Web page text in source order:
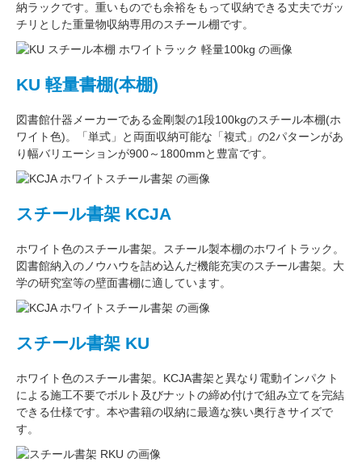
納ラックです。重いものでも余裕をもって収納できる丈夫でガッ
チリとした重量物収納専用のスチール棚です。
KU 軽量書棚(本棚)
図書館什器メーカーである金剛製の1段100kgのスチール本棚(ホ
ワイト色)。
「単式」 と両面収納可能な 「複式」 の2パターンがあ
り幅バリエーションが900～1800mmと豊富です。
スチール書架 KCJA
ホワイト色のスチール書架。スチール製本棚のホワイトラック 。
図書館納入のノウハウを詰め込んだ機能充実のスチール書架。 大
学の研究室等の壁面書棚に適しています。
スチール書架 KU
ホワイト色のスチール書架。KCJA書架と異なり電動インパクト
による施工不要でボルト及びナットの締め付けで組み立てを完結
できる仕様です。本や書籍の収納に最適な狭い奥行きサイズで
す。